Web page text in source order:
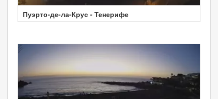
Пуэрто-де-ла-Крус - Тенерифе